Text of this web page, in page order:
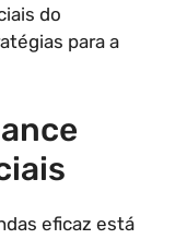
do
para a
eficaz está